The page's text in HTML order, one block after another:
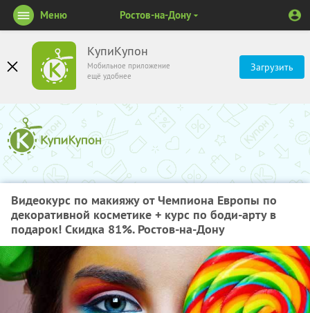
КупиКупон
Мобильное приложение
ещё удобнее
Загрузить
Меню Ростов-на-Дону
Видеокурс по макияжу от Чемпиона Европы по
декоративной косметике + курс по боди-арту в
подарок! Скидка 81%. Ростов-на-Дону